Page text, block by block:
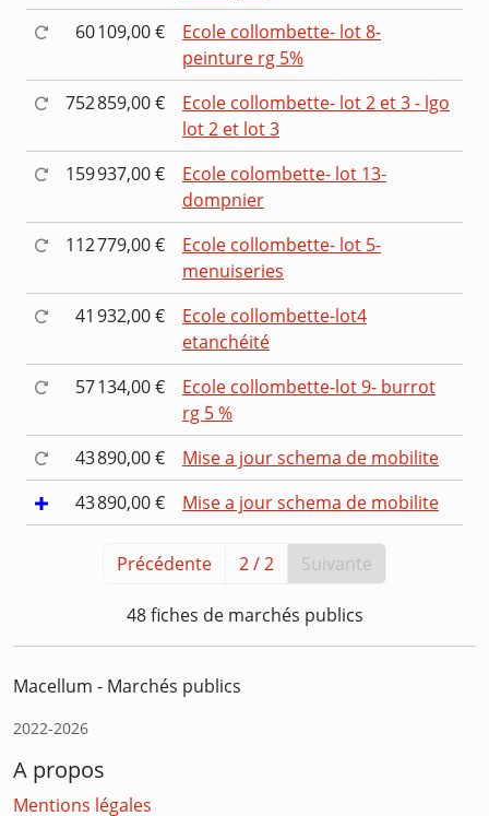
60 109,00 €
Ecole collombette- lot 8-
peinture rg 5%
752 859,00 €
Ecole collombette- lot 2 et 3 - lgo
lot 2 et lot 3
159 937,00 €
Ecole colombette- lot 13-
dompnier
112 779,00 €
Ecole collombette- lot 5-
menuiseries
41 932,00 €
Ecole collombette-lot4
etanchéité
57 134,00 €
Ecole collombette-lot 9- burrot
rg 5 %
43 890,00 €
Mise a jour schema de mobilite
43 890,00 €
Mise a jour schema de mobilite
Précédente 2 / 2 Suivante
48 fiches de marchés publics
Macellum - Marchés publics
2022-2026
A propos
Mentions légales